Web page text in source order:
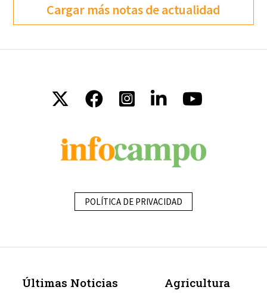
Cargar más notas de actualidad
POLÍTICA DE PRIVACIDAD
Últimas Noticias
Agricultura